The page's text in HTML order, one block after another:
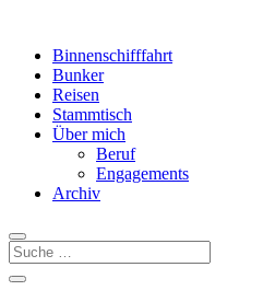
Binnenschifffahrt
Bunker
Reisen
Stammtisch
Über mich
Beruf
Engagements
Archiv